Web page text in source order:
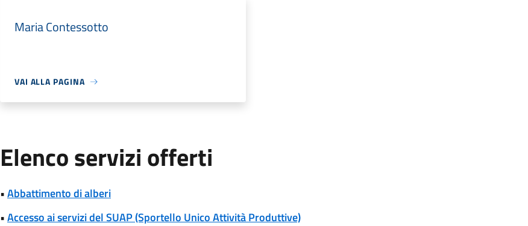
Maria Contessotto
VAI ALLA PAGINA
Elenco servizi offerti
•Abbattimento di alberi
•Accesso ai servizi del SUAP (Sportello Unico Attività Produttive)